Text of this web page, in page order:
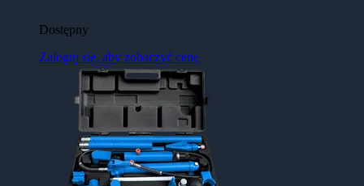
Dostępny
Zaloguj się, aby zobaczyć cenę